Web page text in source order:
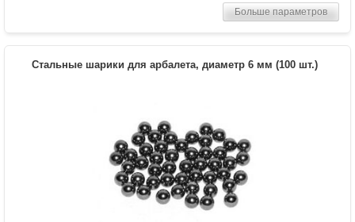
Больше параметров
Стальные шарики для арбалета, диаметр 6 мм (100 шт.)